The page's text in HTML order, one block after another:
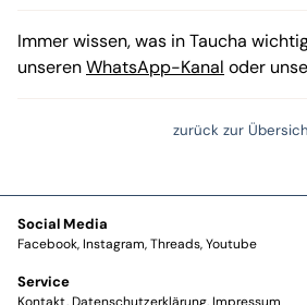
Immer wissen, was in Taucha
unserenWhatsApp-Kanal oder
zurück zur
Social Media
Facebook Instagram Threads Youtube
Service